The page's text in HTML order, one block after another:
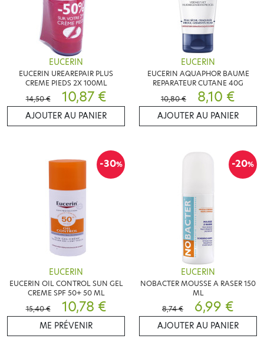
EUCERIN
EUCERIN UREAREPAIR PLUS
CREME PIEDS 2X 100ML
14,50 €
10,87 €
AJOUTER AU PANIER
EUCERIN
EUCERIN AQUAPHOR BAUME
REPARATEUR CUTANE 40G
10,80 €
8,10 €
AJOUTER AU PANIER
-30%
EUCERIN
EUCERIN OIL CONTROL SUN GEL
CREME SPF 50+ 50 ML
15,40 €
10,78 €
ME PRÉVENIR
-20%
EUCERIN
NOBACTER MOUSSE A RASER 150
ML
8,74 €
6,99 €
AJOUTER AU PANIER